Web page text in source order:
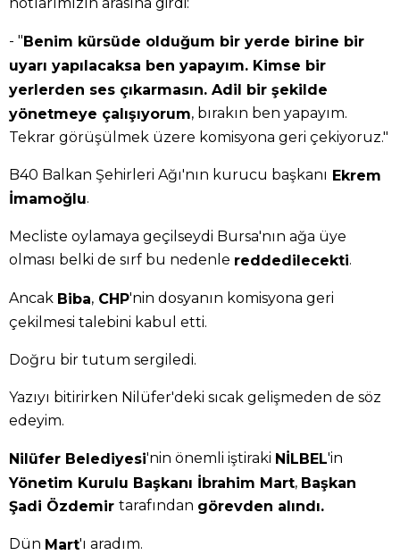
notlarımızın arasına girdi:
- " Benim kürsüde olduğum bir yerde birine bir
uyarı yapılacaksa ben yapayım. Kimse bir
yerlerden ses çıkarmasın. Adil bir şekilde
yönetmeye çalışıyorum, bırakın ben yapayım.
Tekrar görüşülmek üzere komisyona geri çekiyoruz."
B40 Balkan Şehirleri Ağı'nın kurucu başkanı Ekrem
İmamoğlu.
Mecliste oylamaya geçilseydi Bursa'nın ağa üye
olması belki de sırf bu nedenle reddedilecekti.
Ancak Biba, CHP'nin dosyanın komisyona geri
çekilmesi talebini kabul etti.
Doğru bir tutum sergiledi.
Yazıyı bitirirken Nilüfer'deki sıcak gelişmeden de söz
edeyim.
Nilüfer Belediyesi'nin önemli iştiraki NİLBEL'in
Yönetim Kurulu Başkanı İbrahim Mart, Başkan
Şadi Özdemir tarafından görevden alındı.
Dün Mart'ı aradım.